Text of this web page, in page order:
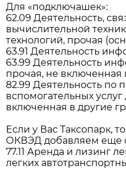
Для «подключашек»:
62.09 Деятельность,
вычислительной
технологий, прочая
63.91 Деятельность
63.99 Деятельность
прочая, не включенная
82.99 Деятельность по
вспомогательных
включенная в другие
Если у Вас Таксопарк,
ОКВЭД добавляем еще
77.11 Аренда и лизинг
легких